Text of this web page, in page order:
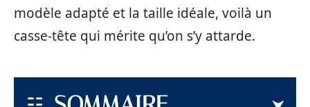
modèle adapté et la taille idéale, voilà un
casse-tête qui mérite qu’on s’y attarde.